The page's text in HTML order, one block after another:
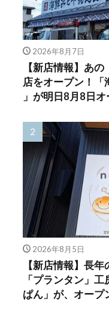
2026年8月7日
【新店情報】あ
店をオープン！「
」が明日8月8日
2026年8月5日
【新店情報】長
「プランタン」
ぱん」が、オー